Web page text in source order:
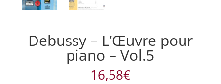
Debussy – L’Œuvre pour
piano – Vol.5
16,58€